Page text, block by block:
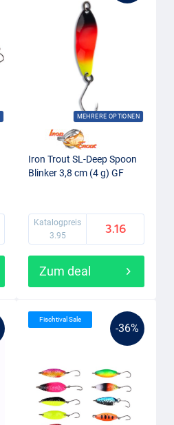
MEHRERE OPTIONEN
Iron Trout SL-Deep Spoon
Blinker 3,8 cm (4 g) GF
Katalogpreis
3.95
3.16
Zum deal
-36%
Fischtival Sale